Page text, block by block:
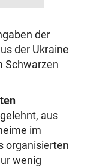
der
der Ukraine
Schwarzen
aus
im
organisierten
wenig